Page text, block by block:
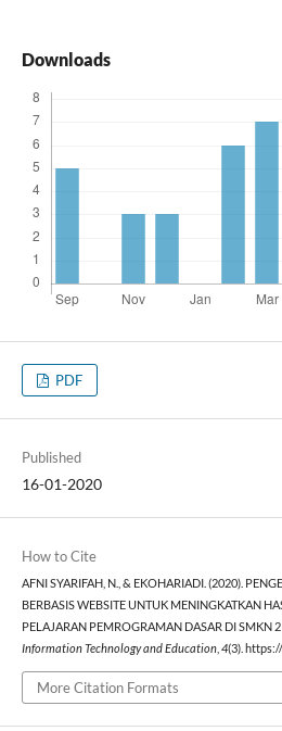
Downloads
PDF
Published
16-01-2020
How to Cite
AFNI SYARIFAH, N., & EKOHARIADI. (2020).
BERBASIS WEBSITE UNTUK MENINGKATKAN
PELAJARAN PEMROGRAMAN DASAR DI SMKN 2
Information Technology and Education, 4(3).
More Citation Formats